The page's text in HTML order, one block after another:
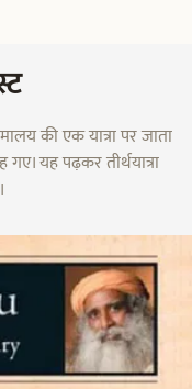
की एक यात्रा पर जाता
यह पढ़कर तीर्थयात्रा